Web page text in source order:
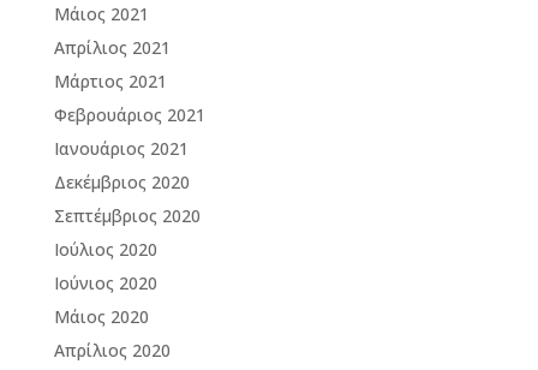
Μάιος 2021
Απρίλιος 2021
Μάρτιος 2021
Φεβρουάριος 2021
Ιανουάριος 2021
Δεκέμβριος 2020
Σεπτέμβριος 2020
Ιούλιος 2020
Ιούνιος 2020
Μάιος 2020
Απρίλιος 2020